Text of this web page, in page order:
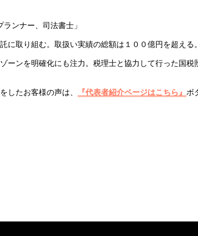
ンナー、司法書士」
に取り組む。取扱い実績の総額は１００億円を超える
ーンを明確化にも注力。税理士と協力して行った国
したお客様の声は、 『代表者紹介ページはこちら』 ボ